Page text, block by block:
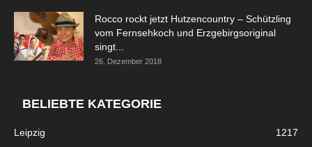
Rocco rockt jetzt Hutzencountry – Schützling
vom Fernsehkoch und Erzgebirgsoriginal
singt...
26. Dezember 2018
BELIEBTE KATEGORIE
Leipzig
1217